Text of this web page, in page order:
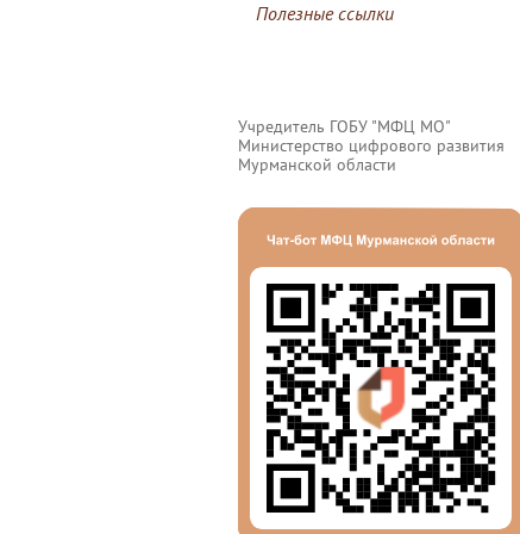
Полезные ссылки
Учредитель ГОБУ "МФЦ МО"
Министерство цифрового развития
Мурманской области